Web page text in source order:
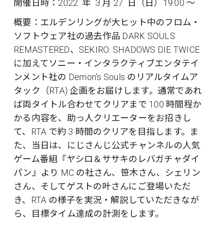
開催日時：2022 年 3 月 27 日（日）19:00 〜
概要：エルデンリングが大ヒット中のフロム・
ソフトウェア社の過去作品 DARK SOULS
REMASTERED、SEKIRO: SHADOWS DIE TWICE
に加えてソニー・インタラクティブエンタテイ
ンメント社の Demon's Souls のリアルタイムア
タック（RTA) 企画をお届けします。通常であれ
ば両タイトル合わせてクリアまで 100 時間程か
かる内容を、助っ人クリエーターをお招きし
て、RTA で約 3 時間のクリアを目指します。ま
た、当日は、にじさんじ公式チャンネルの人気
ゲーム番組『ヤシロ＆ササキのレバガチャダイ
パン』より MC の社さん、笹木さん、シェリン
さん、そしてゲストの叶さんにご登場いただ
き、RTA の様子を実況・解説していただきなが
ら、目標タイム達成の計測をします。